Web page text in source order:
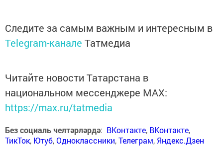
Следите за самым важным и интересным в
Telegram-канале Татмедиа
Читайте новости Татарстана в
национальном мессенджере MАХ:
https://max.ru/tatmedia
Без социаль челтәрләрдә: ВКонтакте, ВКонтакте,
ТикТок, Ютуб,Одноклассники,Телеграм, Яндекс.Дзен